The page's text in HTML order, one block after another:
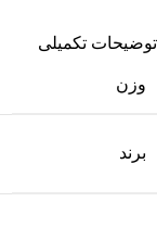
توضیحات تکمیلی
وزن
برند